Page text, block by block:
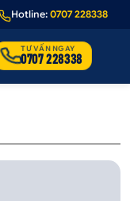
• Giảm 50.000₫ phí
Hotline: 0707 228338
TƯ VẤN NGAY
0707 228338